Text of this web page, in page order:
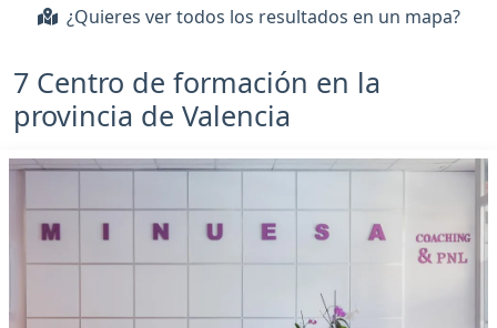
¿Quieres ver todos los resultados en un mapa?
7 Centro de formación en la
provincia de Valencia